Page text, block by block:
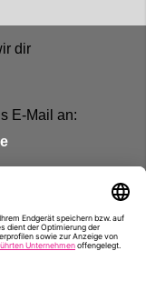
dir
E-Mail an: